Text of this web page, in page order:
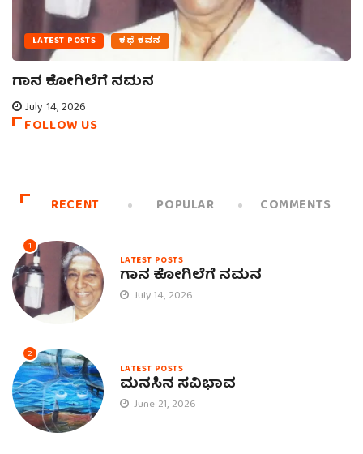
LATEST POSTS ಕಥೆ ಕವನ
ಗಾನ ಕೋಗಿಲೆಗೆ ನಮನ
July 14, 2026
FOLLOW US
RECENT POPULAR COMMENTS
1
LATEST POSTS
ಗಾನ ಕೋಗಿಲೆಗೆ ನಮನ
July 14, 2026
2
LATEST POSTS
ಮನಸಿನ ಸವಿಭಾವ
June 21, 2026